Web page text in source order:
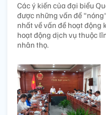
Các ý kiến của đại biểu
được những vấn đề
nhất về vấn đề hoạt động
hoạt động dịch vụ thuộc
nhân thọ.